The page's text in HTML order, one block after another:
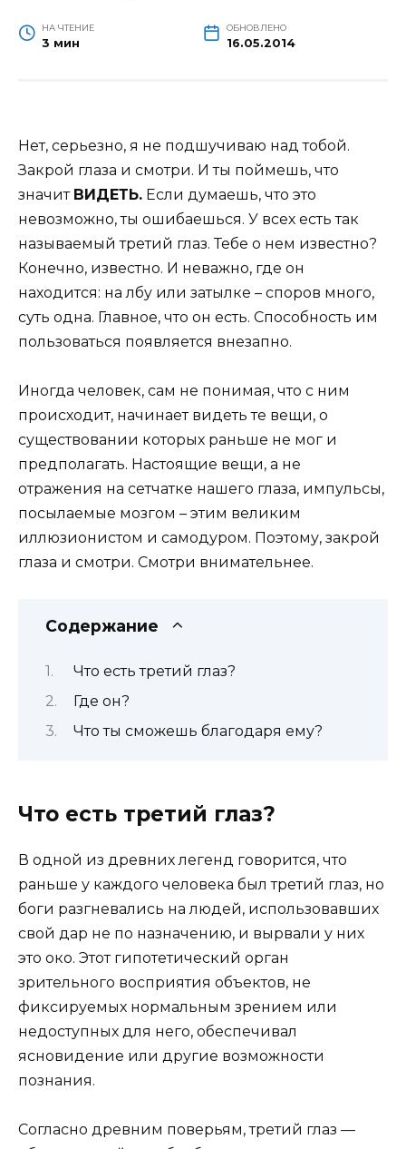
НА ЧТЕНИЕ
3 мин
ОБНОВЛЕНО
16.05.2014
Нет, серьезно, я не подшучиваю над тобой.
Закрой глаза и смотри. И ты поймешь, что
значит ВИДЕТЬ. Если думаешь, что это
невозможно, ты ошибаешься. У всех есть так
называемый третий глаз. Тебе о нем известно?
Конечно, известно. И неважно, где он
находится: на лбу или затылке – споров много,
суть одна. Главное, что он есть. Способность им
пользоваться появляется внезапно.
Иногда человек, сам не понимая, что с ним
происходит, начинает видеть те вещи, о
существовании которых раньше не мог и
предполагать. Настоящие вещи, а не
отражения на сетчатке нашего глаза, импульсы,
посылаемые мозгом – этим великим
иллюзионистом и самодуром. Поэтому, закрой
глаза и смотри. Смотри внимательнее.
Содержание
Что есть третий глаз?
Где он?
Что ты сможешь благодаря ему?
Что есть третий глаз?
В одной из древних легенд говорится, что
раньше у каждого человека был третий глаз, но
боги разгневались на людей, использовавших
свой дар не по назначению, и вырвали у них
это око. Этот гипотетический орган
зрительного восприятия объектов, не
фиксируемых нормальным зрением или
недоступных для него, обеспечивал
ясновидение или другие возможности
познания.
Согласно древним поверьям, третий глаз —